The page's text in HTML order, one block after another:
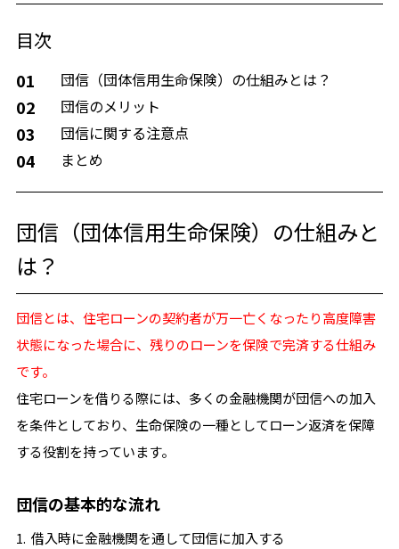
目次
01 団信（団体信用生命保険）の仕組みとは？
02 団信のメリット
03 団信に関する注意点
04 まとめ
団信（団体信用生命保険）の仕組みと
は？
団信とは、住宅ローンの契約者が万一亡くなったり高度障害
状態になった場合に、残りのローンを保険で完済する仕組み
です。
住宅ローンを借りる際には、多くの金融機関が団信への加入
を条件としており、生命保険の一種としてローン返済を保障
する役割を持っています。
団信の基本的な流れ
1. 借入時に金融機関を通して団信に加入する